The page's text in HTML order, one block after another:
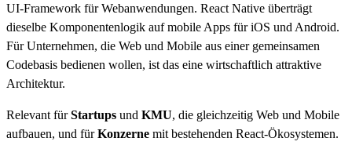
UI-Framework für Webanwendungen. React Native überträgt
dieselbe Komponentenlogik auf mobile Apps für iOS und Android.
Für Unternehmen, die Web und Mobile aus einer gemeinsamen
Codebasis bedienen wollen, ist das eine wirtschaftlich attraktive
Architektur.
Relevant fürStartups und KMU, die gleichzeitig Web und Mobile
aufbauen, und fürKonzerne mit bestehenden React-Ökosystemen.